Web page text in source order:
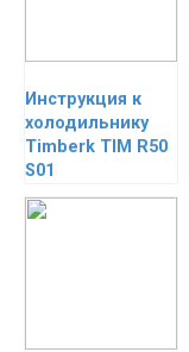
Инструкция к
холодильнику
Timberk TIM R50
S01